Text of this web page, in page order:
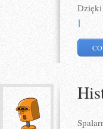
Dzięki
]